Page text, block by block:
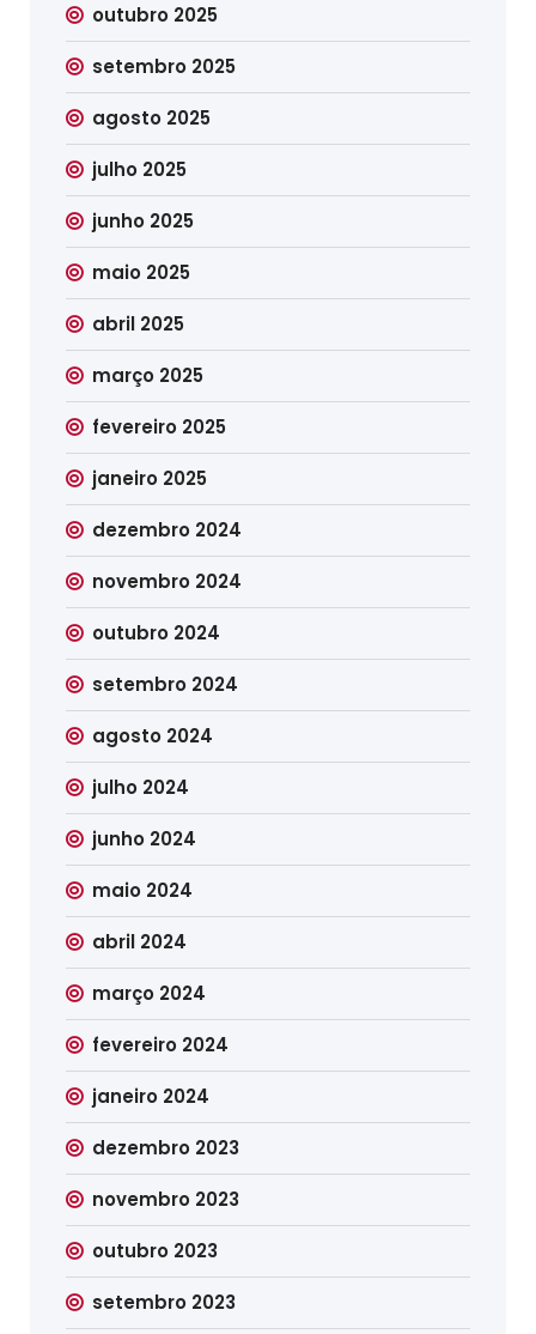
outubro 2025
setembro 2025
agosto 2025
julho 2025
junho 2025
maio 2025
abril 2025
março 2025
fevereiro 2025
janeiro 2025
dezembro 2024
novembro 2024
outubro 2024
setembro 2024
agosto 2024
julho 2024
junho 2024
maio 2024
abril 2024
março 2024
fevereiro 2024
janeiro 2024
dezembro 2023
novembro 2023
outubro 2023
setembro 2023